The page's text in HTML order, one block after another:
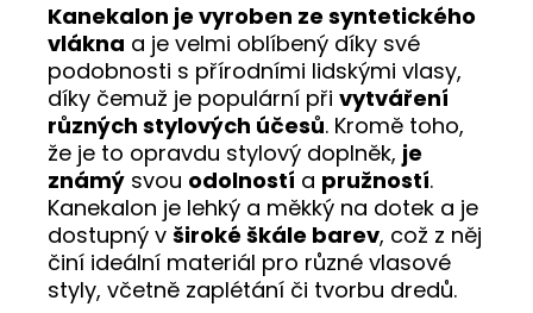
Kanekalon je vyroben ze syntetického
vlákna a je velmi oblíbený díky své
podobnosti s přírodními lidskými vlasy,
díky čemuž je populární při vytváření
různých stylových účesů. Kromě toho,
že je to opravdu stylový doplněk, je
známý svou odolností a pružností.
Kanekalon je lehký a měkký na dotek a je
dostupný v široké škále barev, což z něj
činí ideální materiál pro různé vlasové
styly, včetně zaplétání či tvorbu dredů.